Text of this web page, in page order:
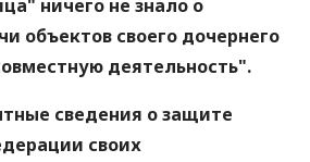
ничего не знало о
объектов своего дочернего
деятельность".
сведения о защите
своих